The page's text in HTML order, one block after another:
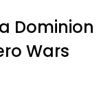
Dominion
Wars